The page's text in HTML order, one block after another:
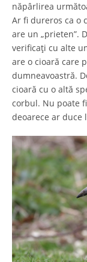
năpârlirea
Ar fi dureros ca o
are un „prieten”.
verificați cu alte
are o cioară care
dumneavoastră.
cioară cu o altă
corbul. Nu poate
deoarece ar duce